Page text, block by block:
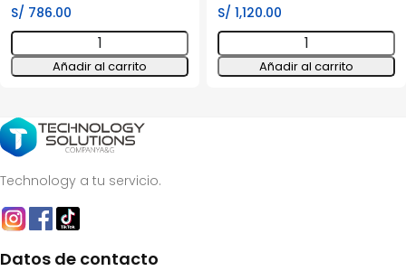
S/ 786.00
Monitor
curvo
TEROS
2767G
27"
QHD
VA,
180
Hz,
1
Añadir al carrito
S/ 1,120.00
Monitor
Samsung
Odyssey
Añadir al carrito
Technology a tu servicio.
Datos de contacto